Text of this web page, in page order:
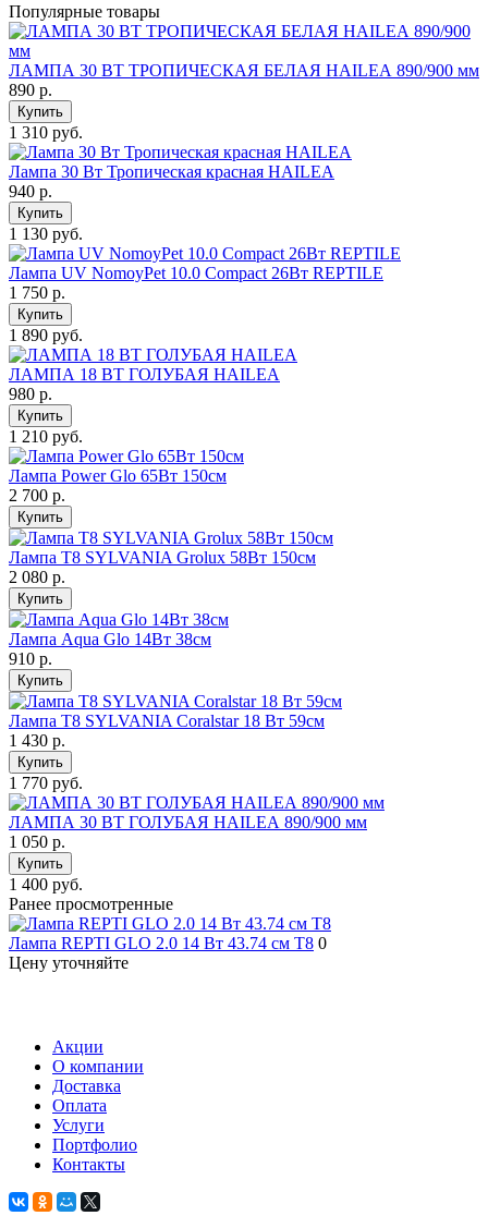
Популярные товары
ЛАМПА 30 ВТ ТРОПИЧЕСКАЯ БЕЛАЯ HAILEА 890/900 мм
890 р.
Купить
1 310 руб.
Лампа 30 Вт Тропическая красная HAILEA
940 р.
Купить
1 130 руб.
Лампа UV NomoyPet 10.0 Compact 26Вт REPTILE
1 750 р.
Купить
1 890 руб.
ЛАМПА 18 ВТ ГОЛУБАЯ HAILEА
980 р.
Купить
1 210 руб.
Лампа Power Glo 65Вт 150см
2 700 р.
Купить
Лампа Т8 SYLVANIA Grolux 58Вт 150см
2 080 р.
Купить
Лампа Aqua Glo 14Вт 38см
910 р.
Купить
Лампа Т8 SYLVANIA Coralstar 18 Вт 59см
1 430 р.
Купить
1 770 руб.
ЛАМПА 30 ВТ ГОЛУБАЯ HAILEА 890/900 мм
1 050 р.
Купить
1 400 руб.
Ранее просмотренные
Лампа REPTI GLO 2.0 14 Bт 43.74 см Т8 0
Цену уточняйте
Акции
О компании
Доставка
Оплата
Услуги
Портфолио
Контакты